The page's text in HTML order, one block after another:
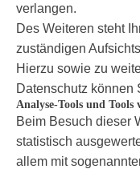
verlangen.
Des Weiteren steht
zuständigen
Hierzu sowie zu
Datenschutz können
Analyse-Tools und
Beim Besuch dieser
statistisch
allem mit